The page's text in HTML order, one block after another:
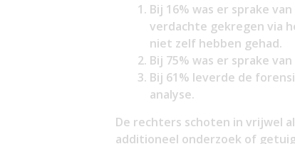
Bij 16% was er sprake
verdachte gekregen via
niet zelf hebben gehad.
Bij 75% was er sprake
Bij 61% leverde de
analyse.
De rechters schoten in vrijwel
additioneel onderzoek of